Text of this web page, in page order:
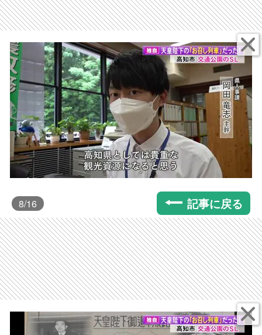
8/16 記事に戻る